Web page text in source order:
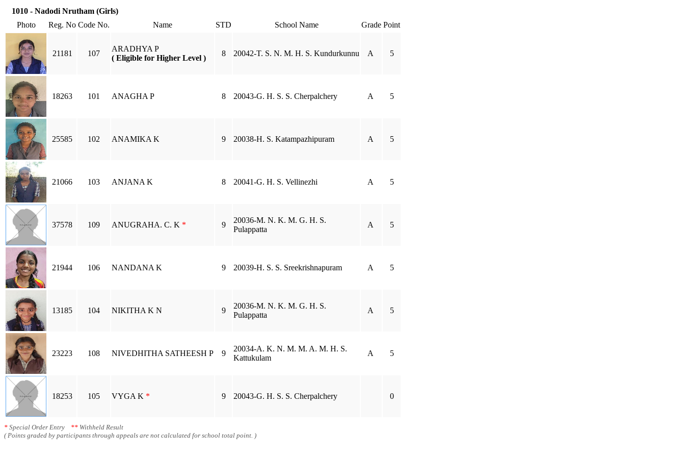
1010 - Nadodi Nrutham (Girls)
Photo
Reg. No Code No. Name STD School Name Grade Point
21181 107
ARADHYA P
( Eligible for Higher Level )
8 20042-T. S. N. M. H. S. Kundurkunnu A 5
18263 101 ANAGHA P 8 20043-G. H. S. S. Cherpalchery A 5
25585 102 ANAMIKA K 9 20038-H. S. Katampazhipuram A 5
21066 103 ANJANA K 8 20041-G. H. S. Vellinezhi A 5
37578 109 ANUGRAHA. C. K * 9
20036-M. N. K. M. G. H. S.
Pulappatta
A 5
21944 106 NANDANA K 9 20039-H. S. S. Sreekrishnapuram A 5
13185 104 NIKITHA K N 9
20036-M. N. K. M. G. H. S.
Pulappatta
A 5
23223 108 NIVEDHITHA SATHEESH P 9
20034-A. K. N. M. M. A. M. H. S.
Kattukulam
A 5
18253 105 VYGA K * 9 20043-G. H. S. S. Cherpalchery 0
* Special Order Entry ** Withheld Result
( Points graded by participants through appeals are not calculated for school total point. )